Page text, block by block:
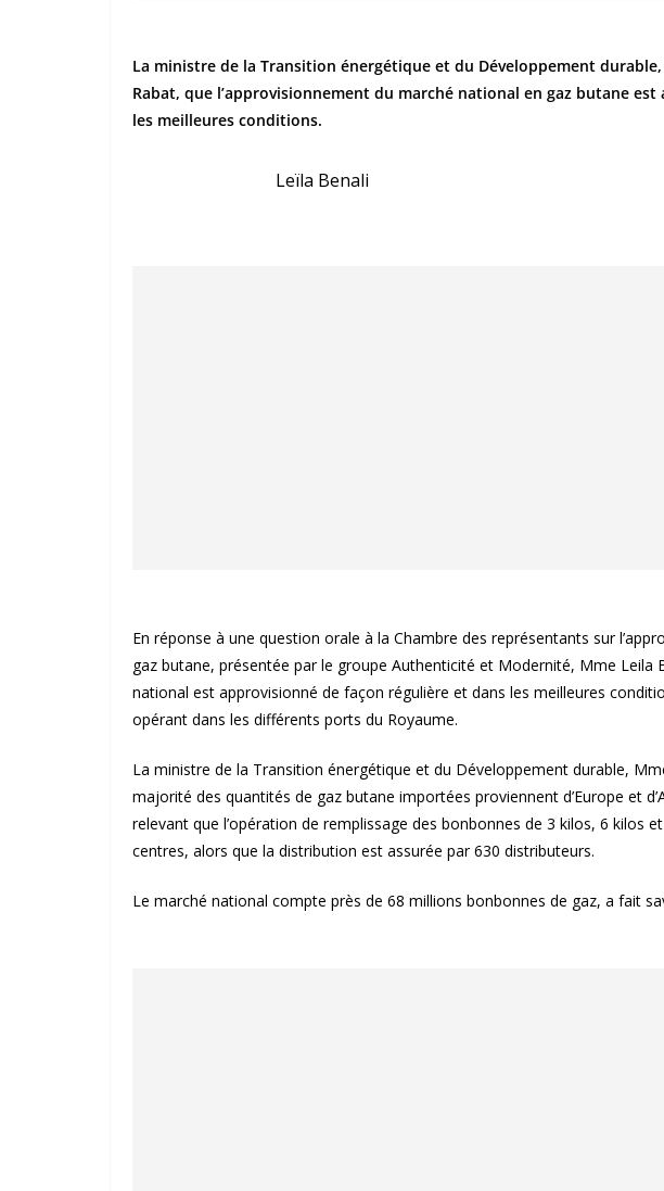
La ministre de la Transition énergétique et du Développement
Rabat, que l’approvisionnement du marché national en gaz butane
les meilleures conditions.
Leïla Benali
En réponse à une question orale à la Chambre des représentants sur
gaz butane, présentée par le groupe Authenticité et Modernité, Mme Leila
national est approvisionné de façon régulière et dans les meilleures
opérant dans les différents ports du Royaume.
La ministre de la Transition énergétique et du Développement durable,
majorité des quantités de gaz butane importées proviennent d’Europe et
relevant que l’opération de remplissage des bonbonnes de 3 kilos, 6 kilos
centres, alors que la distribution est assurée par 630 distributeurs.
Le marché national compte près de 68 millions bonbonnes de gaz, a fait